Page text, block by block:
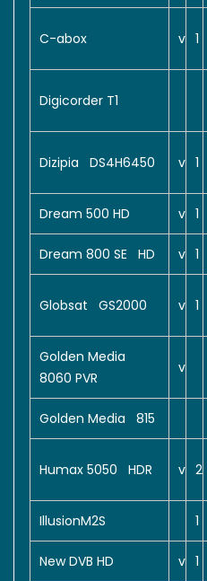
C-abox v 1
Digicorder T1
Dizipia DS4H6450 v 1
Dream 500 HD v 1
Dream 800 SE HD v 1
Globsat GS2000 v 1
Golden Media
8060 PVR
v
Golden Media 815
Humax 5050 HDR v 2
IllusionM2S 1
New DVB HD v 1